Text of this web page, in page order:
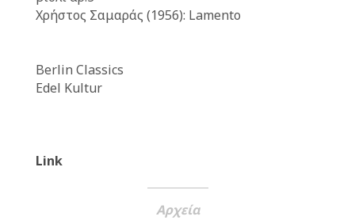
Χρήστος Σαμαράς (1956): Lamento
Berlin Classics
Edel Kultur
Link
Αρχεία